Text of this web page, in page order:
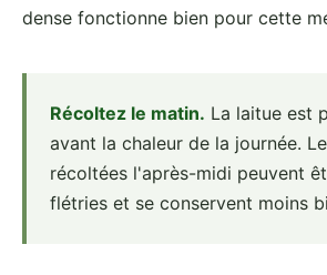
dense fonctionne bien pour cette
Récoltez le matin. La laitue est
avant la chaleur de la journée.
récoltées l'après-midi peuvent
flétries et se conservent moins